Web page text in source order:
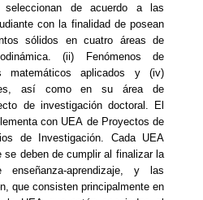
de acuerdo a las
con la finalidad de posean
sólidos en cuatro áreas de
(ii) Fenómenos de
matemáticos aplicados y (iv)
así como en su área de
de investigación doctoral. El
con UEA de Proyectos de
de Investigación. Cada UEA
deben de cumplir al finalizar la
aprendizaje, y las
que consisten principalmente en